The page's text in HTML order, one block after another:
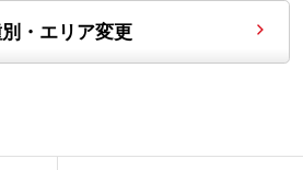
・エリア変更